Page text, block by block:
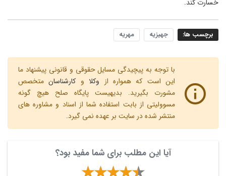
خسارت کند.
برچسب ها: جهیزیه مهریه
با توجه به پیچیدگی مسایل حقوقی و قانونی پیشنهاد ما
این است که همواره از وکلاو کارشناسانمتخصص
مشورت بگیرید. بدیهیست پایگاه صلح هیچ گونه
مسوولیتی از بابت استفاده شما از اسناد و مشاوره های
منتشر شده در سایت بر عهده نمی گیرد.
آیا این مطلب برای شما مفید بود؟